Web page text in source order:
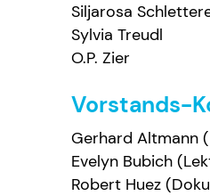
Siljarosa
Sylvia Treudl
O.P. Zier
Vorstands-
Gerhard Altmann
Evelyn Bubich
Robert Huez